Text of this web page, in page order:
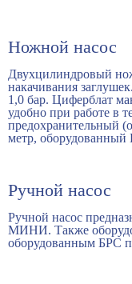
Ножной насос
Двухцилиндровый
накачивания
1,0 бар. Циферблат
удобно при работе в
предохранительный
метр, оборудованный
Ручной насос
Ручной насос
МИНИ. Также
оборудованным БРС